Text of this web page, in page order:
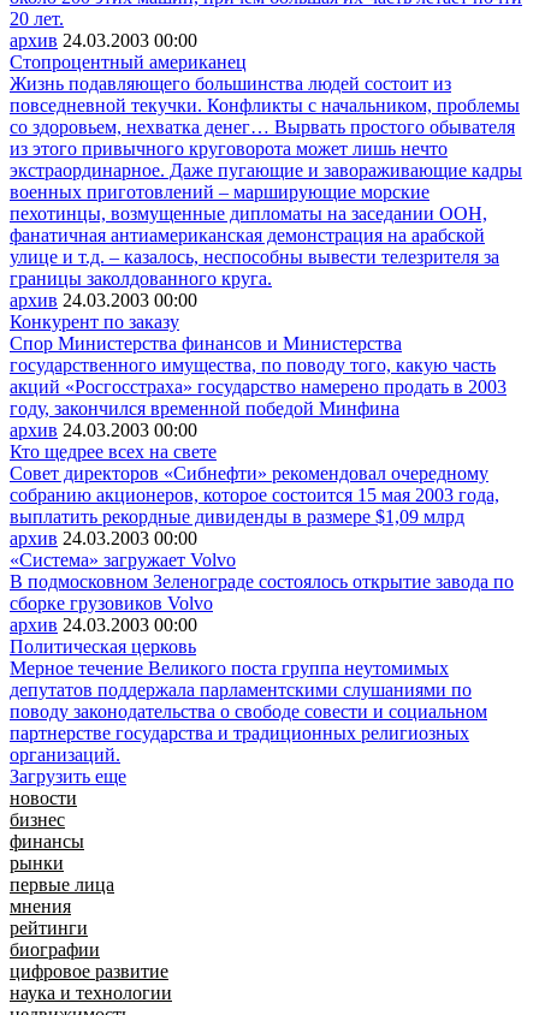
20 лет.
архив 24.03.2003 00:00
Стопроцентный американец
Жизнь подавляющего большинства людей состоит из
повседневной текучки. Конфликты с начальником, проблемы
со здоровьем, нехватка денег… Вырвать простого обывателя
из этого привычного круговорота может лишь нечто
экстраординарное. Даже пугающие и завораживающие кадры
военных приготовлений – марширующие морские
пехотинцы, возмущенные дипломаты на заседании ООН,
фанатичная антиамериканская демонстрация на арабской
улице и т.д. – казалось, неспособны вывести телезрителя за
границы заколдованного круга.
архив 24.03.2003 00:00
Конкурент по заказу
Спор Министерства финансов и Министерства
государственного имущества, по поводу того, какую часть
акций «Росгосстраха» государство намерено продать в 2003
году, закончился временной победой Минфина
архив 24.03.2003 00:00
Кто щедрее всех на свете
Совет директоров «Сибнефти» рекомендовал очередному
собранию акционеров, которое состоится 15 мая 2003 года,
выплатить рекордные дивиденды в размере $1,09 млрд
архив 24.03.2003 00:00
«Система» загружает Volvo
В подмосковном Зеленограде состоялось открытие завода по
сборке грузовиков Volvo
архив 24.03.2003 00:00
Политическая церковь
Мерное течение Великого поста группа неутомимых
депутатов поддержала парламентскими слушаниями по
поводу законодательства о свободе совести и социальном
партнерстве государства и традиционных религиозных
организаций.
Загрузить еще
новости
бизнес
финансы
рынки
первые лица
мнения
рейтинги
биографии
цифровое развитие
наука и технологии